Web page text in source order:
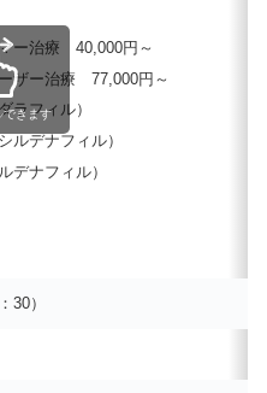
ー治療 40,000円～
ザー治療 77,000円～
ラフィル）
ルデナフィル）
デナフィル）
30）
できます